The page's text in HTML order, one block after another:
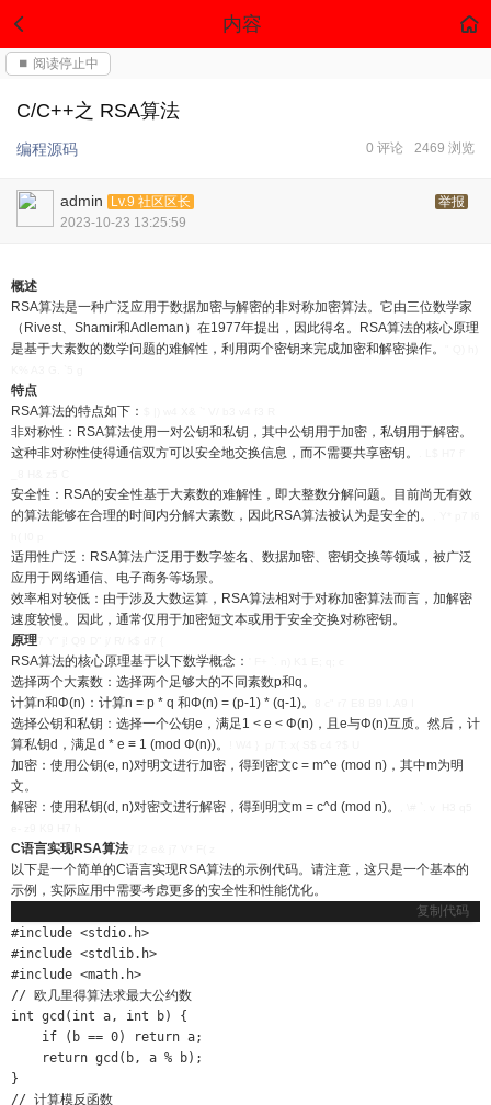
内容
⏹ 阅读停止中
C/C++之 RSA算法
编程源码 2469 浏览
0 评论
admin Lv.9 社区区长
举报
2023-10-23 13:25:59
概述
RSA算法是一种广泛应用于数据加密与解密的非对称加密算法。它由三位数学家
（Rivest、Shamir和Adleman）在1977年提出，因此得名。RSA算法的核心原理
是基于大素数的数学问题的难解性，利用两个密钥来完成加密和解密操作。
特点
RSA算法的特点如下：
非对称性：RSA算法使用一对公钥和私钥，其中公钥用于加密，私钥用于解密。
这种非对称性使得通信双方可以安全地交换信息，而不需要共享密钥。
安全性：RSA的安全性基于大素数的难解性，即大整数分解问题。目前尚无有效
的算法能够在合理的时间内分解大素数，因此RSA算法被认为是安全的。
适用性广泛：RSA算法广泛用于数字签名、数据加密、密钥交换等领域，被广泛
应用于网络通信、电子商务等场景。
效率相对较低：由于涉及大数运算，RSA算法相对于对称加密算法而言，加解密
速度较慢。因此，通常仅用于加密短文本或用于安全交换对称密钥。
原理
RSA算法的核心原理基于以下数学概念：
选择两个大素数：选择两个足够大的不同素数p和q。
计算n和Φ(n)：计算n = p * q 和Φ(n) = (p-1) * (q-1)。
选择公钥和私钥：选择一个公钥e，满足1 < e < Φ(n)，且e与Φ(n)互质。然后，计
算私钥d，满足d * e ≡ 1 (mod Φ(n))。
加密：使用公钥(e, n)对明文进行加密，得到密文c = m^e (mod n)，其中m为明
文。
解密：使用私钥(d, n)对密文进行解密，得到明文m = c^d (mod n)。
C语言实现RSA算法
以下是一个简单的C语言实现RSA算法的示例代码。请注意，这只是一个基本的
示例，实际应用中需要考虑更多的安全性和性能优化。
复制代码
#include <stdio.h>
#include <stdlib.h>
#include <math.h>
// 欧几里得算法求最大公约数
int gcd(int a, int b) {
if (b == 0) return a;
return gcd(b, a % b);
}
// 计算模反函数